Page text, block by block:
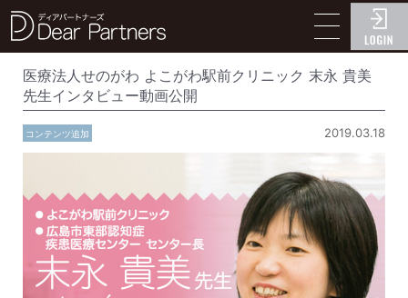
ディアパートナーズ
医療法人せのがわ よこがわ駅前クリニック 末永 貴美
先生インタビュー動画公開
コンテンツ追加 2019.03.18